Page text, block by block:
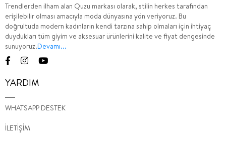
Trendlerden ilham alan Quzu markası olarak, stilin herkes tarafından
erişilebilir olması amacıyla moda dünyasına yön veriyoruz. Bu
doğrultuda modern kadınların kendi tarzına sahip olmaları için ihtiyaç
duydukları tüm giyim ve aksesuar ürünlerini kalite ve fiyat dengesinde
sunuyoruz.Devamı...
YARDIM
WHATSAPP DESTEK
İLETİŞİM